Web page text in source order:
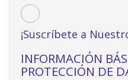
¡Suscríbete a
INFORMACIÓN
PROTECCIÓN DE